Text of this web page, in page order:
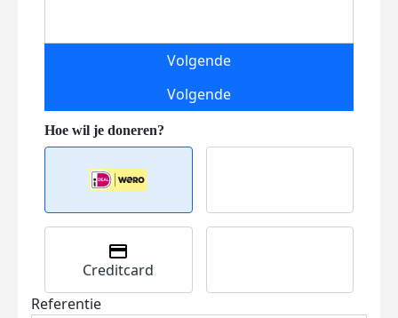
Volgende
Volgende
Creditcard
Referentie